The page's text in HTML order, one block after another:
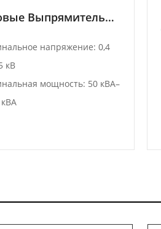
Тяговые Выпрямительные Трансформаторы
напряжение: 0,4
кВ
мощность: 50 кВА–